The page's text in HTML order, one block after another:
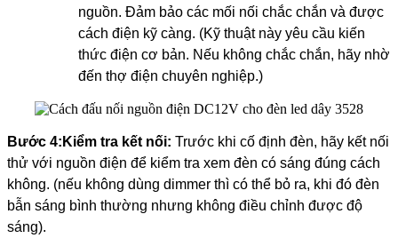
nguồn. Đảm bảo các mối nối chắc chắn và được
cách điện kỹ càng. (Kỹ thuật này yêu cầu kiến
thức điện cơ bản. Nếu không chắc chắn, hãy nhờ
đến thợ điện chuyên nghiệp.)
Bước 4: Kiểm tra kết nối: Trước khi cố định đèn, hãy kết nối
thử với nguồn điện để kiểm tra xem đèn có sáng đúng cách
không. (nếu không dùng dimmer thì có thể bỏ ra, khi đó đèn
bẫn sáng bình thường nhưng không điều chỉnh được độ
sáng).